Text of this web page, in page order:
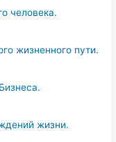
человека.
жизненного пути.
жизни.